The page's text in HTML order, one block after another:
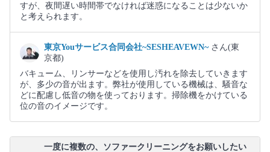
すが、夜間遅い時間帯でなければ迷惑になることは少ないか
と考えられます。
東京Youサービス合同会社~SESHEAVEWN~ さん(東
京都)
バキューム、リンサーなどを使用し汚れを除去していきます
が、多少の音が出ます。弊社が使用している機械は、騒音な
どに配慮し低音の物を使っております。掃除機をかけている
位の音のイメージです。
一度に複数の、ソファークリーニングをお願いしたい